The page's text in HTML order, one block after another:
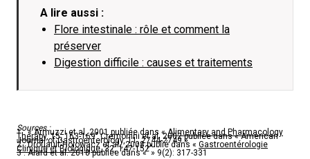
A lire aussi :
Flore intestinale : rôle et comment la
préserver
Digestion difficile : causes et traitements
Sources :
1 : « Armuzzi et al, 2001 publiée dans «Alimentary and Pharmacology
Therapy, 15, 163-169″ Cremonini et al. 2002 publiée dans « American
Journal of Gastroenterology, 11, 2744-2749 »
2 : Drouault-Holowacz et al., 2008 publié dans « Gastroentérologie
Clinique et Biologique, 32, 147-152″
3 : Alard et al. 2018 publiée dans « » 9(2): 317-331